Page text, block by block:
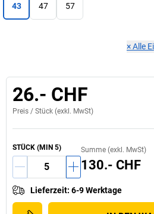
43 47 57
×Alle
26.- CHF
Preis / Stück (exkl. MwSt)
STÜCK (MIN 5) Summe (exkl. MwSt)
130.- CHF
Lieferzeit: 6-9 Werktage